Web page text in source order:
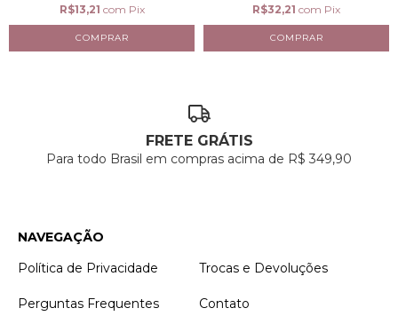
R$13,21 com Pix R$32,21 com Pix
FRETE GRÁTIS
Para todo Brasil em compras acima de R$ 349,90
NAVEGAÇÃO
Política de Privacidade
Trocas e Devoluções
Perguntas Frequentes Contato